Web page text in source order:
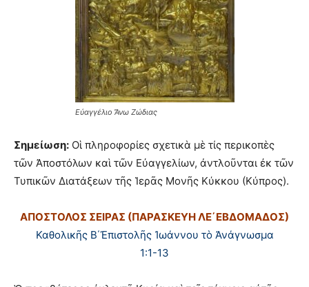
Εὐαγγέλιο Ἄνω Ζώδιας
Σημείωση: Οἱ πληροφορίες σχετικὰ μὲ τίς περικοπὲς
τῶν Ἀποστόλων καὶ τῶν Εὐαγγελίων, ἀντλοῦνται ἐκ τῶν
Τυπικῶν Διατάξεων τῆς Ἱερᾶς Μονῆς Κύκκου (Κύπρος).
ΑΠΟΣΤΟΛΟΣ ΣΕΙΡΑΣ (ΠΑΡΑΣΚΕΥΗ ΛΕ΄ΕΒΔΟΜΑΔΟΣ)
Καθολικῆς Β΄Ἐπιστολῆς Ἰωάννου τὸ Ἀνάγνωσμα
1:1-13